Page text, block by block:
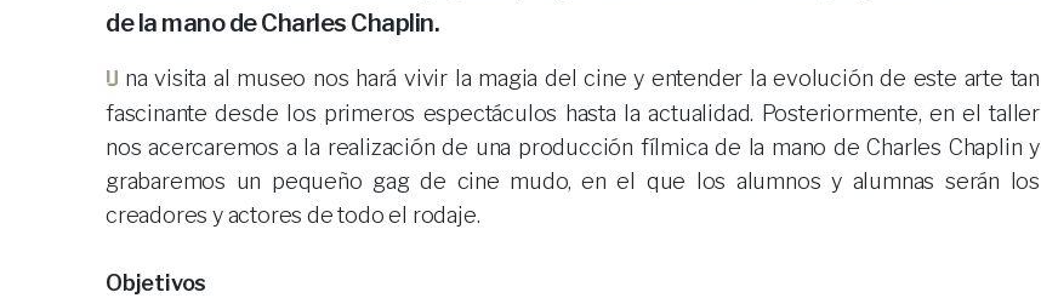
de la mano de Charles Chaplin.
Una visita al museo nos hará vivir la magia del cine y entender la evolución de este arte tan
fascinante desde los primeros espectáculos hasta la actualidad. Posteriormente, en el taller
nos acercaremos a la realización de una producción fílmica de la mano de Charles Chaplin y
grabaremos un pequeño gag de cine mudo, en el que los alumnos y alumnas serán los
creadores y actores de todo el rodaje.
Objetivos